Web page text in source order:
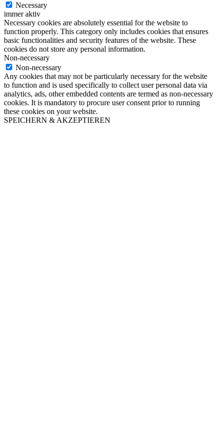
Necessary
immer aktiv
Necessary cookies are absolutely essential for the website to
function properly. This category only includes cookies that ensures
basic functionalities and security features of the website. These
cookies do not store any personal information.
Non-necessary
Non-necessary
Any cookies that may not be particularly necessary for the website
to function and is used specifically to collect user personal data via
analytics, ads, other embedded contents are termed as non-necessary
cookies. It is mandatory to procure user consent prior to running
these cookies on your website.
SPEICHERN & AKZEPTIEREN